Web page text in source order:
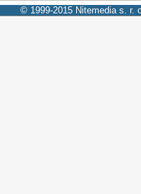
© 1999-2015 Nitemedia s. r.